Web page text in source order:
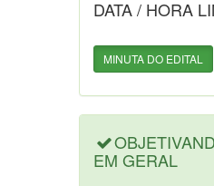
DATA / HORA
MINUTA DO EDITAL
EM GERAL